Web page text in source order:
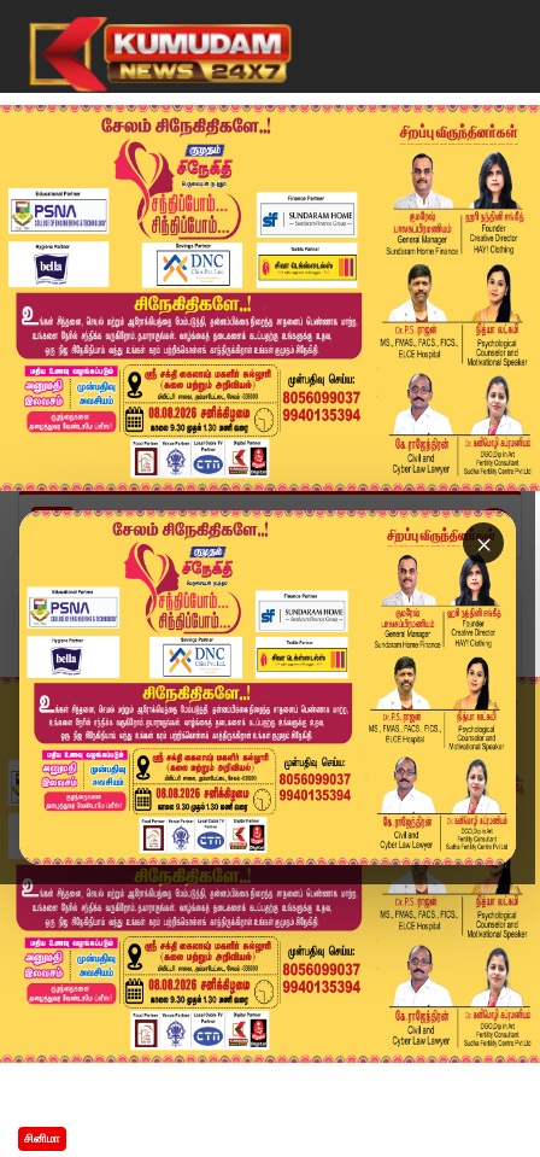
×
Home
சினிமா
நடிகர் விஷால் - லைகா நிறுவனம் வழக்கு.. ரூ.10 கோ...
சினிமா